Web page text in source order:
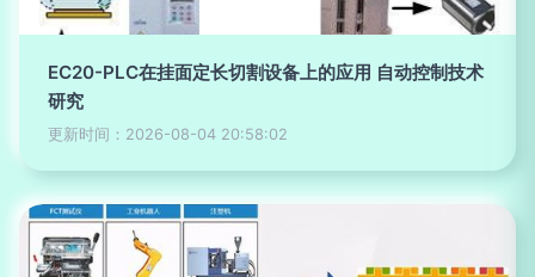
EC20-PLC在挂面定长切割设备上的应用 自动控制技术
研究
更新时间：2026-08-04 20:58:02